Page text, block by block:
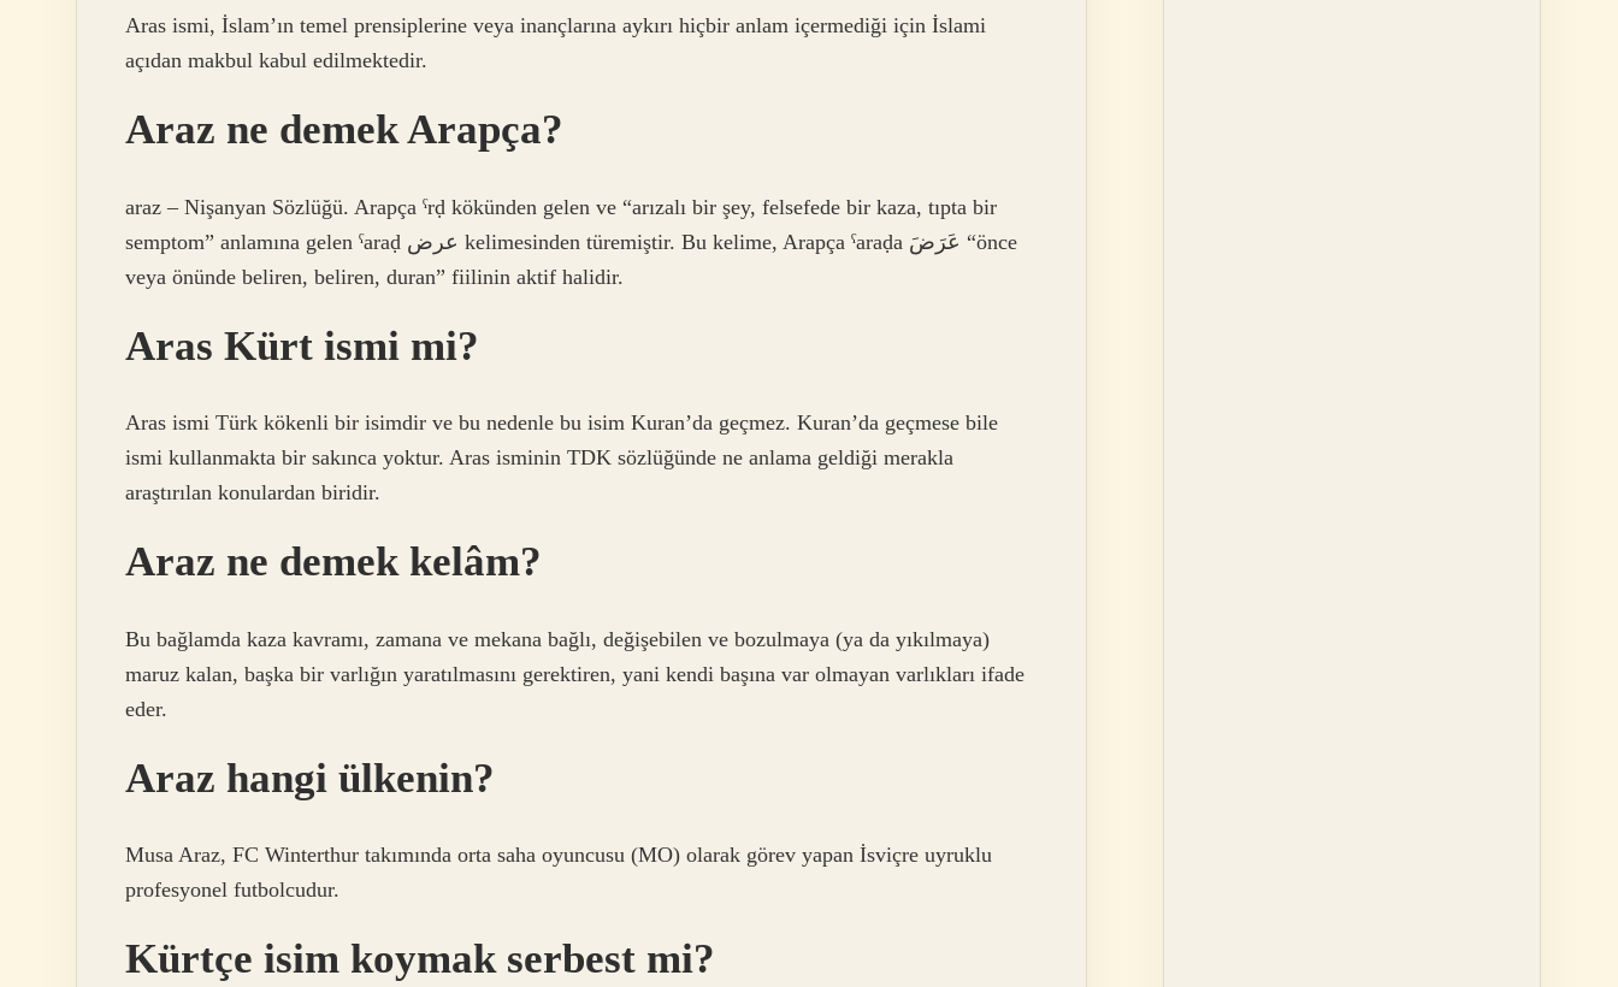
Aras ismi, İslam’ın temel prensiplerine veya inançlarına aykırı hiçbir anlam içermediği için İslami
açıdan makbul kabul edilmektedir.
Araz ne demek Arapça?
araz – Nişanyan Sözlüğü. Arapça ˁrḍ kökünden gelen ve “arızalı bir şey, felsefede bir kaza, tıpta bir
semptom” anlamına gelen ˁaraḍ عرض kelimesinden türemiştir. Bu kelime, Arapça ˁaraḍa عَرَضَ “önce
veya önünde beliren, beliren, duran” fiilinin aktif halidir.
Aras Kürt ismi mi?
Aras ismi Türk kökenli bir isimdir ve bu nedenle bu isim Kuran’da geçmez. Kuran’da geçmese bile
ismi kullanmakta bir sakınca yoktur. Aras isminin TDK sözlüğünde ne anlama geldiği merakla
araştırılan konulardan biridir.
Araz ne demek kelâm?
Bu bağlamda kaza kavramı, zamana ve mekana bağlı, değişebilen ve bozulmaya (ya da yıkılmaya)
maruz kalan, başka bir varlığın yaratılmasını gerektiren, yani kendi başına var olmayan varlıkları ifade
eder.
Araz hangi ülkenin?
Musa Araz, FC Winterthur takımında orta saha oyuncusu (MO) olarak görev yapan İsviçre uyruklu
profesyonel futbolcudur.
Kürtçe isim koymak serbest mi?